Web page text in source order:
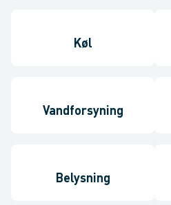
Køl
Vandforsyning
Belysning